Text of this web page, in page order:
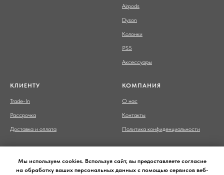
Airpods
Dyson
Колонки
PS5
Аксессуары
КЛИЕНТУ
Trade-In
Рассрочка
Доставка и оплата
КОМПАНИЯ
О нас
Контакты
Политика конфиденциальности
Мы используем cookies. Bспользуя сайт, вы предоставляете согласие
на обработку ваших персональных данных с помощью сервисов веб-